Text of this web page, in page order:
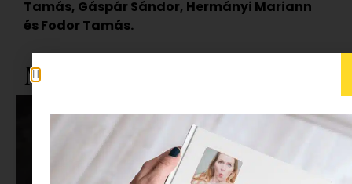
Tamás, Gáspár Sándor, Hermányi Mariann
és Fodor Tamás.
Macskalápon